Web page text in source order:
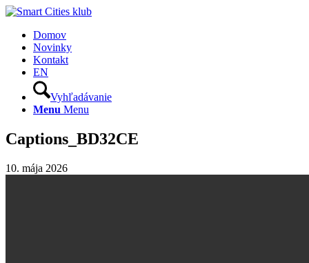
Domov
Novinky
Kontakt
EN
Vyhľadávanie
Menu Menu
Captions_BD32CE
10. mája 2026